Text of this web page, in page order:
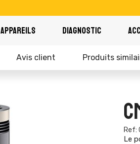
APPAREILS DIAGNOSTIC
Avis client Produits
Ref:
Le